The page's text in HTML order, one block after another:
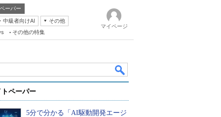
ーパー
中級者向けAI
その他
その他の特集
マイページ
ペーパー
5分で分かる「AI駆動開発エージ